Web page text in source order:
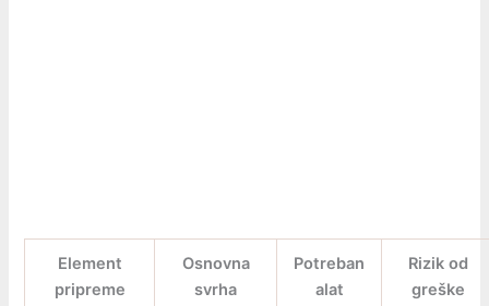
Element
pripreme
Osnovna
svrha
Potreban
alat
Rizik od
greške